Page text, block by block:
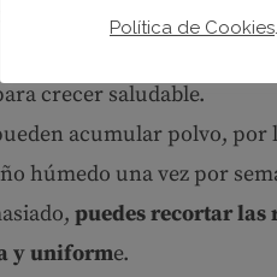
ecológico (humus de
esta forma, podrás
crecer saludable.
acumular polvo, por
húmedo una vez por
puedes recortar las
y uniforme.
Política de Cookies.